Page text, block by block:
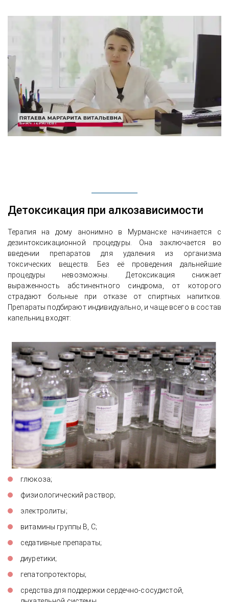
Детоксикация при алкозависимости
Терапия на дому анонимно в Мурманске начинается с
дезинтоксикационной процедуры. Она заключается во
введении препаратов для удаления из организма
токсических веществ. Без её проведения дальнейшие
процедуры невозможны. Детоксикация снижает
выраженность абстинентного синдрома, от которого
страдают больные при отказе от спиртных напитков.
Препараты подбирают индивидуально, и чаще всего в состав
капельниц входят:
глюкоза;
физиологический раствор;
электролиты;
витамины группы В, С;
седативные препараты;
диуретики;
гепатопротекторы;
средства для поддержки сердечно-сосудистой,